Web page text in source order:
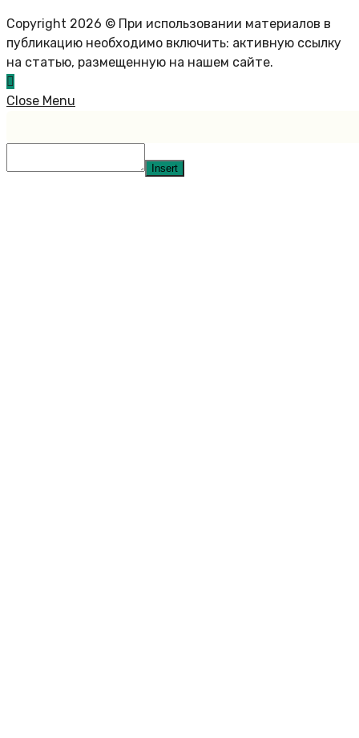
Copyright 2026 © При использовании материалов в
публикацию необходимо включить: активную ссылку
на статью, размещенную на нашем сайте.
Close Menu
Insert